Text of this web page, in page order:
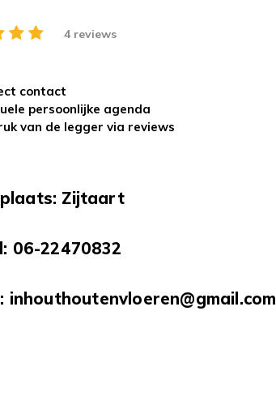
4 reviews
contact
persoonlijke agenda
van de legger via reviews
Zijtaart
06-22470832
inhouthoutenvloeren@gmail.com